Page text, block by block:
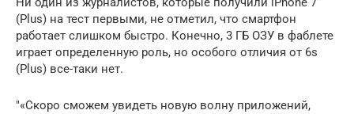
(Plus) на тест первыми, не отметил, что смартфон
работает слишком быстро. Конечно, 3 ГБ ОЗУ в фаблете
играет определенную роль, но особого отличия от 6s
(Plus) все-таки нет.
«Скоро сможем увидеть новую волну приложений,